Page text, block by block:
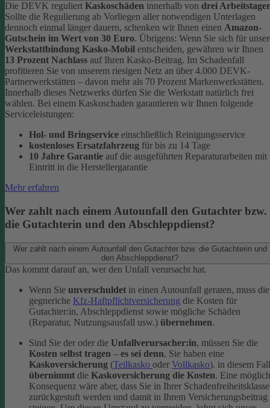
Die DEVK reguliert Kaskoschäden innerhalb von drei
Sollte die Regulierung ab Vorliegen aller notwendigen Unterlagen
dennoch einmal länger dauern, schenken wir Ihnen einen Amazon-
Gutschein im Wert von 30 Euro. Übrigens: Wenn Sie sich für
Werkstattbindung Kasko-Mobil entscheiden, gewähren wir Ihnen
13 Prozent Nachlass auf Ihren Kasko-Beitrag. Im Schadenfall
profitieren Sie von unserem riesigen Netz an über 4.000 DEVK-
Partnerwerkstätten – davon mehr als 70 Prozent Markenwerkstätten.
Innerhalb dieses Netzwerks dürfen Sie die Werkstatt natürlich frei
wählen. Bei einem Kaskoschaden garantieren wir Ihnen folgende
Serviceleistungen:
Hol- und Bringservice einschließlich Reinigungsservice
kostenloses Ersatzfahrzeug für bis zu 14 Tage
10 Jahre Garantie auf die ausgeführten Reparaturarbeiten mit
Eintritt in die Herstellergarantie
Mehr erfahren
Wer zahlt nach einem Autounfall den Gutachter bzw.
die Gutachterin und den Abschleppdienst?
Wer zahlt nach einem Autounfall den Gutachter bzw. die Gutachterin und
den Abschleppdienst?
Das kommt darauf an, wer den Unfall verursacht hat.
Wenn Sie unverschuldet in einen Autounfall geraten, muss die
gegneriche Kfz-Haftpflichtversicherung die Kosten für
Gutachter:in, Abschleppdienst sowie mögliche Schäden
(Reparatur, Nutzungsausfall usw.) übernehmen.
Sind Sie der oder die Unfallverursacher:in, müssen Sie die
Kosten selbst tragen – es sei denn, Sie haben eine
Kaskoversicherung (Teilkasko oder Vollkasko). in diesem Fall
übernimmt die Kaskoversicherung die Kosten. Eine
Konsequenz wäre aber, dass Sie in Ihrer Schadenfreiheitsklasse
zurückgestuft werden und damit in Ihrem Versicherungsbeitrag